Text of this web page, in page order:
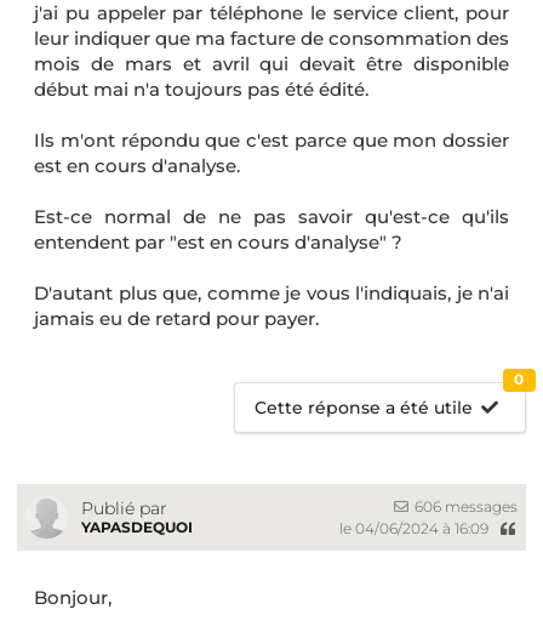
j'ai pu appeler par téléphone le service client, pour
leur indiquer que ma facture de consommation des
mois de mars et avril qui devait être disponible
début mai n'a toujours pas été édité.
Ils m'ont répondu que c'est parce que mon dossier
est en cours d'analyse.
Est-ce normal de ne pas savoir qu'est-ce qu'ils
entendent par "est en cours d'analyse" ?
D'autant plus que, comme je vous l'indiquais, je n'ai
jamais eu de retard pour payer.
Cette réponse a été utile
0
Publié par
YAPASDEQUOI
606 messages
le 04/06/2024 à 16:09
Bonjour,